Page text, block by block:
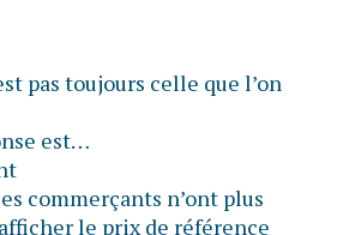
pas toujours celle que l’on
est…
commerçants n’ont plus
le prix de référence